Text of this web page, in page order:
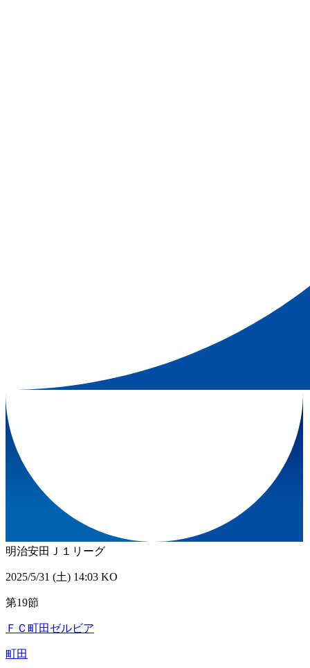
明治安田Ｊ１リーグ
2025/5/31 (土) 14:03 KO
第19節
ＦＣ町田ゼルビア
町田